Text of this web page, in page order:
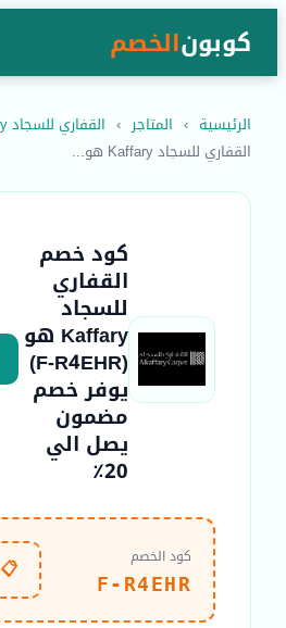
كوبونالخصم
الرئيسية › المتاجر › القفاري للسجاد Kaffary
القفاري للسجاد Kaffary هو...
كود خصم
القفاري
للسجاد
Kaffary هو
(F-R4EHR)
يوفر خصم
مضمون
يصل الي
20٪
كود الخصم
F-R4EHR
📋